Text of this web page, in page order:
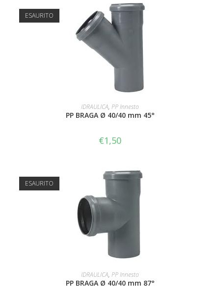
ESAURITO
LEGGI TUTTO
IDRAULICA, PP Innesto
PP BRAGA Ø 40/40 mm 45°
€1,50
ESAURITO
LEGGI TUTTO
IDRAULICA, PP Innesto
PP BRAGA Ø 40/40 mm 87°